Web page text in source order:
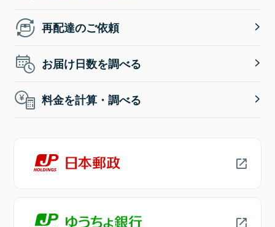
再配達のご依頼
お届け日数を調べる
料金を計算・調べる